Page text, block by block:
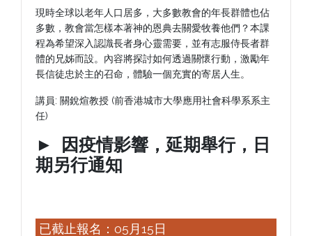
現時全球以老年人口居多，大多數教會的年長群體也佔
多數，教會當怎樣本著神的恩典去關愛牧養他們？本課
程為希望深入認識長者身心靈需要，並有志服侍長者群
體的兄姊而設。內容將探討如何透過關懷行動，激勵年
長信徒忠於主的召命，體驗一個充實的寄居人生。
講員: 關銳煊教授 (前香港城市大學應用社會科學系系主
任)
►
因疫情影響，延期舉行，日
期另行通知
已截止報名：05月15日